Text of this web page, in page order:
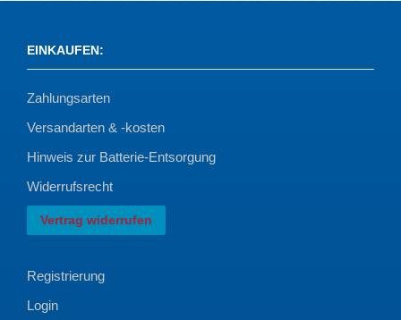
EINKAUFEN:
Zahlungsarten
Versandarten & -kosten
Hinweis zur Batterie-Entsorgung
Widerrufsrecht
Vertrag widerrufen
Registrierung
Login